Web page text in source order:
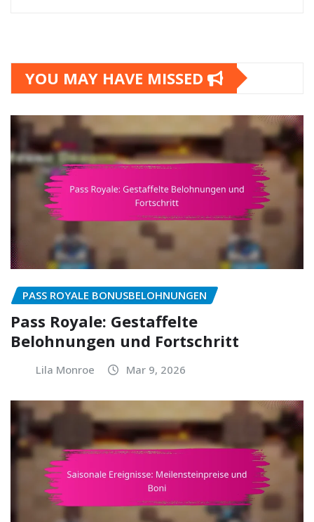
YOU MAY HAVE MISSED
PASS ROYALE BONUSBELOHNUNGEN
Pass Royale: Gestaffelte
Belohnungen und Fortschritt
Lila Monroe Mar 9, 2026